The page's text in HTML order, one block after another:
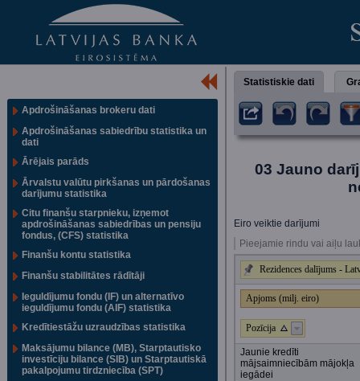
Apdrošināšanas brokeru dati
Apdrošināšanas sabiedrību statistika un
dati
Ārējais parāds
Ārvalstu valūtu pirkšanas un pārdošanas
darījumu statistika
Citu finanšu starpnieku, izņemot
apdrošināšanas sabiedrības un pensiju
fondus, (CFS) statistika
Finanšu kontu statistika
Finanšu stabilitātes rādītāji
Ieguldījumu fondu (IF) un alternatīvo
ieguldījumu fondu (AIF) statistika
Kredītiestāžu uzraudzības statistika
Maksājumu bilance (MB), Starptautisko
investīciju bilance (SIB) un Starptautiskā
pakalpojumu tirdzniecība (SPT)
Statistiskie dati
03 Jauno
Eiro veiktie darījumi
Pieejamie rindu vai aiļu
Rezidences dalījums -
Apjoms (milj. eiro)
Pozīcija
Jaunie kredīti
mājsaimniecībām mājokļa
iegādei